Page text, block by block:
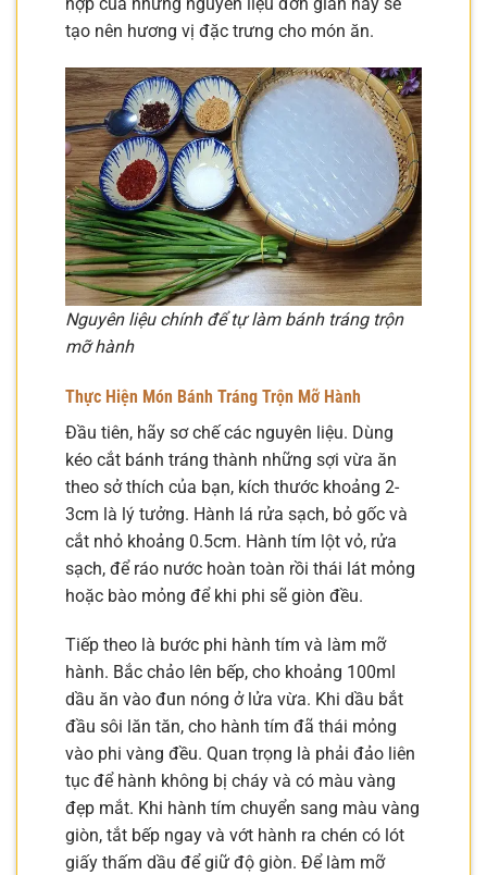
hợp của những nguyên liệu đơn giản này sẽ
tạo nên hương vị đặc trưng cho món ăn.
Nguyên liệu chính để tự làm bánh tráng trộn
mỡ hành
Thực Hiện Món Bánh Tráng Trộn Mỡ Hành
Đầu tiên, hãy sơ chế các nguyên liệu. Dùng
kéo cắt bánh tráng thành những sợi vừa ăn
theo sở thích của bạn, kích thước khoảng 2-
3cm là lý tưởng. Hành lá rửa sạch, bỏ gốc và
cắt nhỏ khoảng 0.5cm. Hành tím lột vỏ, rửa
sạch, để ráo nước hoàn toàn rồi thái lát mỏng
hoặc bào mỏng để khi phi sẽ giòn đều.
Tiếp theo là bước phi hành tím và làm mỡ
hành. Bắc chảo lên bếp, cho khoảng 100ml
dầu ăn vào đun nóng ở lửa vừa. Khi dầu bắt
đầu sôi lăn tăn, cho hành tím đã thái mỏng
vào phi vàng đều. Quan trọng là phải đảo liên
tục để hành không bị cháy và có màu vàng
đẹp mắt. Khi hành tím chuyển sang màu vàng
giòn, tắt bếp ngay và vớt hành ra chén có lót
giấy thấm dầu để giữ độ giòn. Để làm mỡ